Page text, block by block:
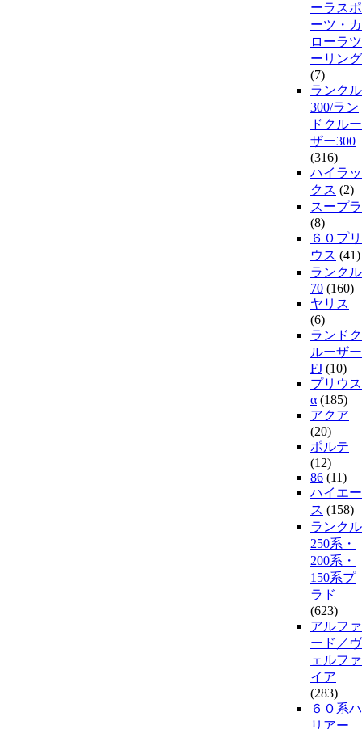
ーラスポ
ーツ・カ
ローラツ
ーリング
(7)
ランクル
300/ラン
ドクルー
ザー300
(316)
ハイラッ
クス (2)
スープラ
(8)
６０プリ
ウス (41)
ランクル
70 (160)
ヤリス
(6)
ランドク
ルーザー
FJ (10)
プリウス
α (185)
アクア
(20)
ポルテ
(12)
86 (11)
ハイエー
ス (158)
ランクル
250系・
200系・
150系プ
ラド
(623)
アルファ
ード／ヴ
ェルファ
イア
(283)
６０系ハ
リアー